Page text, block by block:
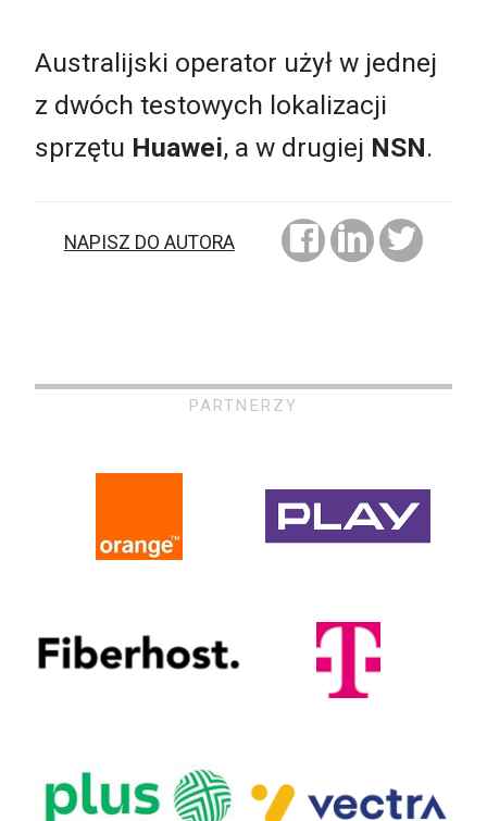
Australijski operator użył w jednej
z dwóch testowych lokalizacji
sprzętu Huawei, a w drugiej NSN.
NAPISZ DO AUTORA
PARTNERZY